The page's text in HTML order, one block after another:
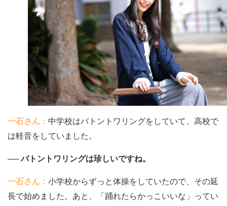
一石さん： 中学校はバトントワリングをしていて、高校で
は軽音をしていました。
── バトントワリングは珍しいですね。
一石さん： 小学校からずっと体操をしていたので、その延
長で始めました。あと、「踊れたらかっこいいな」ってい